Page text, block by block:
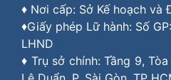
♦ Nơi cấp: Sở Kế hoạch và
♦Giấy phép Lữ hành: Số
LHND
♦ Trụ sở chính: Tầng 9,